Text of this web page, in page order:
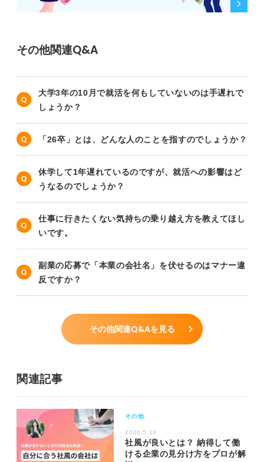
その他関連Q&A
大学3年の10月で就活を何もしていないのは手遅れで
しょうか？
「26卒」とは、どんな人のことを指すのでしょうか？
休学して1年遅れているのですが、就活への影響はど
うなるのでしょうか？
仕事に行きたくない気持ちの乗り越え方を教えてほし
いです。
副業の応募で「本業の会社名」を伏せるのはマナー違
反ですか？
その他関連Q&Aを見る
関連記事
その他
2026.5.14
社風が良いとは？ 納得して働
ける企業の見分け方をプロが解